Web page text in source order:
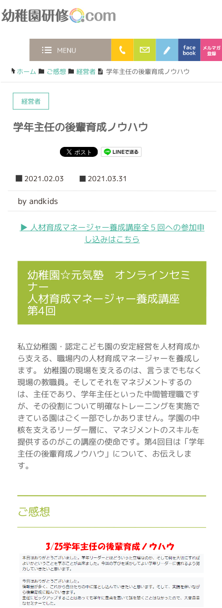
MENU 0120-36-2023
お問合わせフォー
ブログ
ホーム / ご感想/ 経営者/ 学年主任の後輩育成ノウハウ
経営者
学年主任の後輩育成ノウハウ
2021.02.03 2021.03.31
by andkids
▶︎ 人材育成マネージャー養成講座全５回への参加申
し込みはこちら
幼稚園☆元気塾 オンラインセミ
ナー
人材育成マネージャー養成講座
第4回
私立幼稚園・認定こども園の安定経営を人材育成か
ら支える、職場内の人材育成マネージャーを養成し
ます。 幼稚園の現場を支えるのは、言うまでもなく
現場の教職員。そしてそれをマネジメントするの
は、主任であり、学年主任といった中間管理職です
が、その役割について明確なトレーニングを実施で
きている園はごく一部でしかありません。学園の中
核を支えるリーダー層に、マネジメントのスキルを
提供するのがこの講座の使命です。第4回目は「学年
主任の後輩育成ノウハウ」について、お伝えしま
す。
ご感想